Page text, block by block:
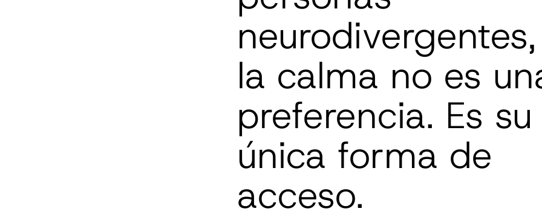
neurodivergentes,
la calma no es
preferencia. Es su
única forma de
acceso.